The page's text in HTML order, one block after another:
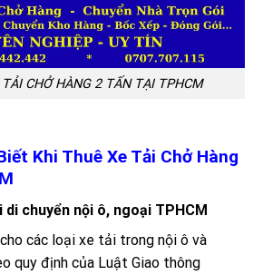
TẢI CHỞ HÀNG 2 TẤN TẠI TPHCM
Khi Thuê Xe Tải Chở Hàng
chuyển nội ô, ngoại TPHCM
các loại xe tải trong nội ô và
quy định của Luật Giao thông